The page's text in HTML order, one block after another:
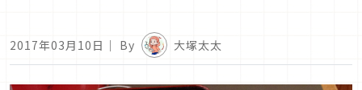
2017年03月10日 ｜ By 大塚太太